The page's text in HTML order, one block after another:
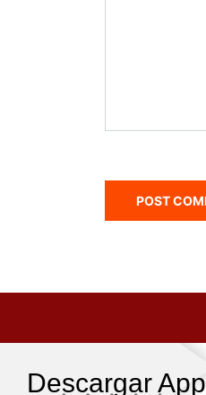
Descargar App